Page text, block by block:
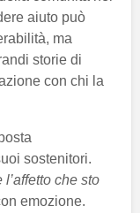
aiuto può
ma
storie di
con chi la
sostenitori.
che sto
emozione.